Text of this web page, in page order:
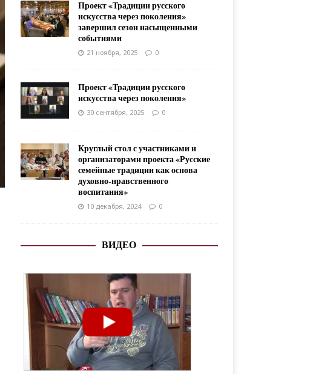
Проект «Традиции русского
искусства через поколения»
завершил сезон насыщенными
событиями
21 ноября, 2025 0
Проект «Традиции русского
искусства через поколения»
30 сентября, 2025 0
Круглый стол с участниками и
организаторами проекта «Русские
семейные традиции как основа
духовно-нравственного
воспитания»
10 декабря, 2024 0
ВИДЕО